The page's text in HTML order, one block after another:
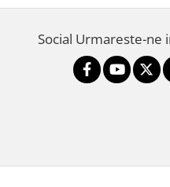
Social Urmareste-ne